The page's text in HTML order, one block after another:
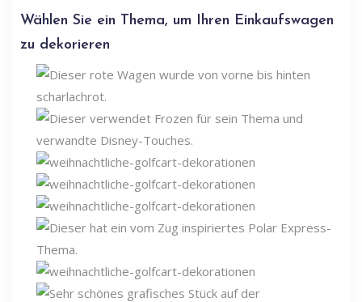
Wählen Sie ein Thema, um Ihren Einkaufswagen
zu dekorieren